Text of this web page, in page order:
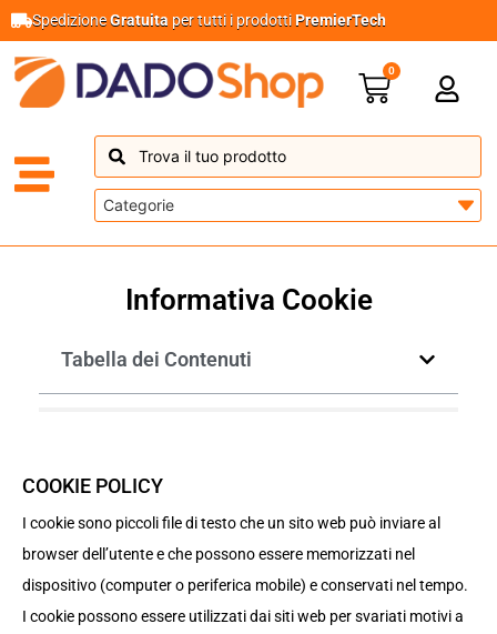
SpedizioneGratuita per tutti i prodottiPremierTech
0
Informativa Cookie
Tabella dei Contenuti
COOKIE POLICY
I cookie sono piccoli file di testo che un sito web può inviare al
browser dell’utente e che possono essere memorizzati nel
dispositivo (computer o periferica mobile) e conservati nel tempo.
I cookie possono essere utilizzati dai siti web per svariati motivi a